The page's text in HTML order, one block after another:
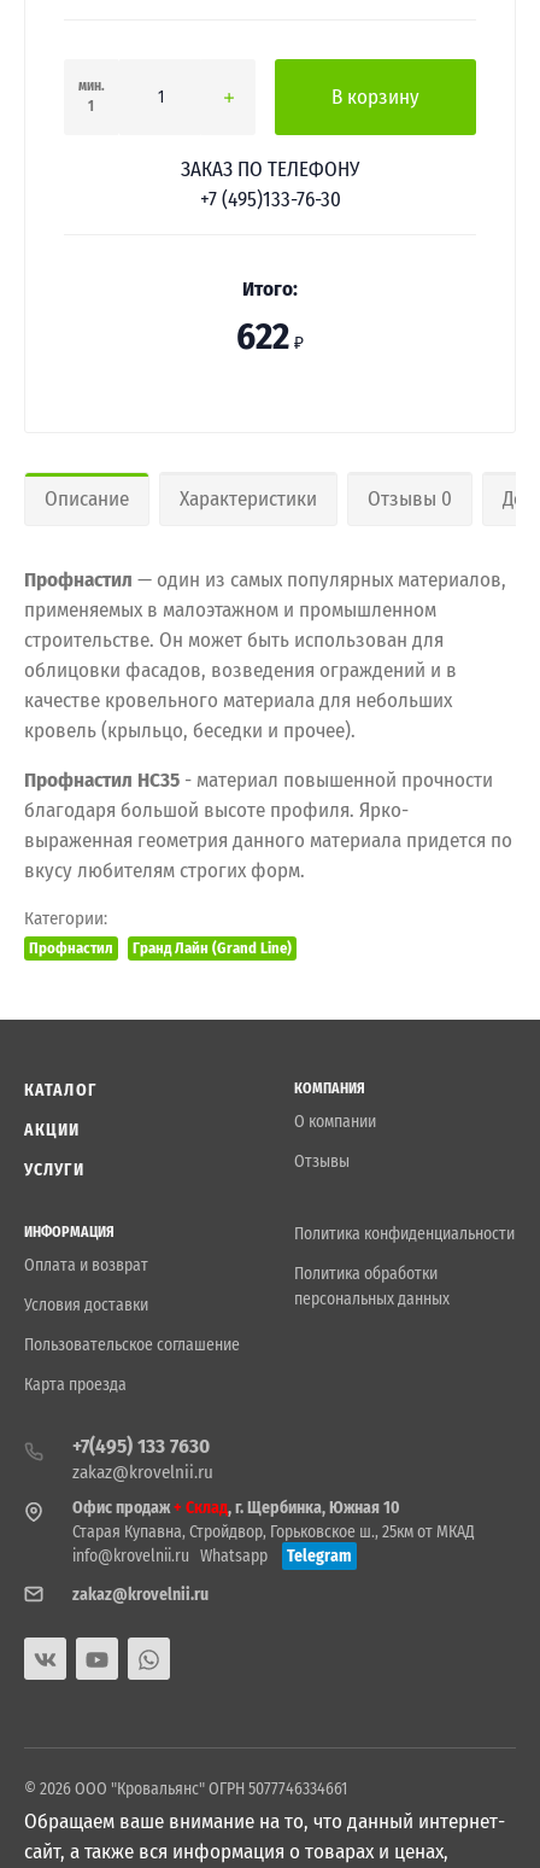
мин.
1
В корзину
ЗАКАЗ ПО ТЕЛЕФОНУ
+7 (495)133-76-30
Итого:
622 ₽
Описание Характеристики Отзывы 0
Профнастил — один из самых популярных материалов,
применяемых в малоэтажном и промышленном
строительстве. Он может быть использован для
облицовки фасадов, возведения ограждений и в
качестве кровельного материала для небольших
кровель (крыльцо, беседки и прочее).
Профнастил HC35 - материал повышенной прочности
благодаря большой высоте профиля. Ярко-
выраженная геометрия данного материала придется по
вкусу любителям строгих форм.
Категории:
Профнастил Гранд Лайн (Grand Line)
КАТАЛОГ
АКЦИИ
УСЛУГИ
КОМПАНИЯ
О компании
Отзывы
ИНФОРМАЦИЯ
Оплата и возврат
Условия доставки
Пользовательское соглашение
Карта проезда
Политика конфиденциальности
Политика обработки
персональных данных
+7(495) 133 7630
zakaz@krovelnii.ru
Офис продаж+ Склад, г. Щербинка, Южная 10
Старая Купавна, Стройдвор, Горьковское ш., 25км от МКАД
info@krovelnii.ru Whatsapp
Telegram
zakaz@krovelnii.ru
© 2026 ООО "Кровальянс" ОГРН 5077746334661
Обращаем ваше внимание на то, что данный интернет-
сайт, а также вся информация о товарах и ценах,